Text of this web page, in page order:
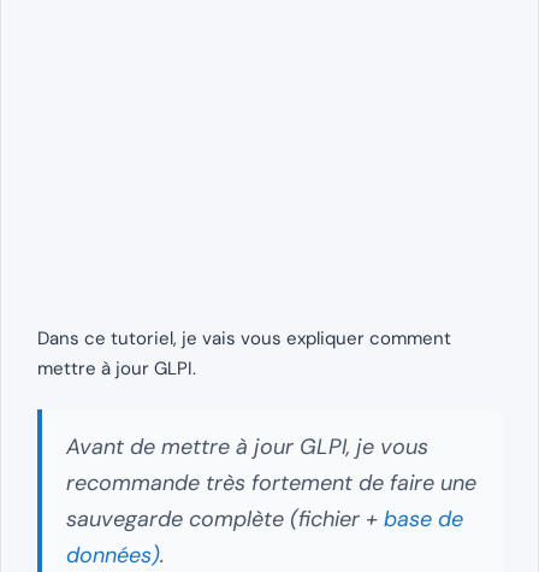
Dans ce tutoriel, je vais vous expliquer comment
mettre à jour GLPI.
Avant de mettre à jour GLPI, je vous
recommande très fortement de faire une
sauvegarde complète (fichier + base de
données).